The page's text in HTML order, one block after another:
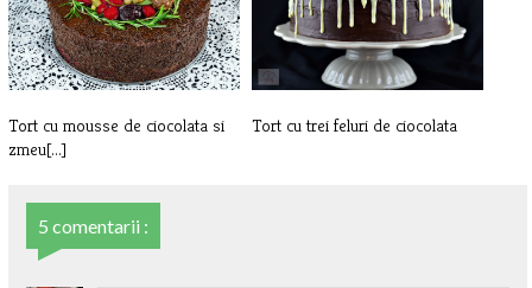
Tort cu mousse de ciocolata si
zmeu[...]
Tort cu trei feluri de ciocolata
5 comentarii :